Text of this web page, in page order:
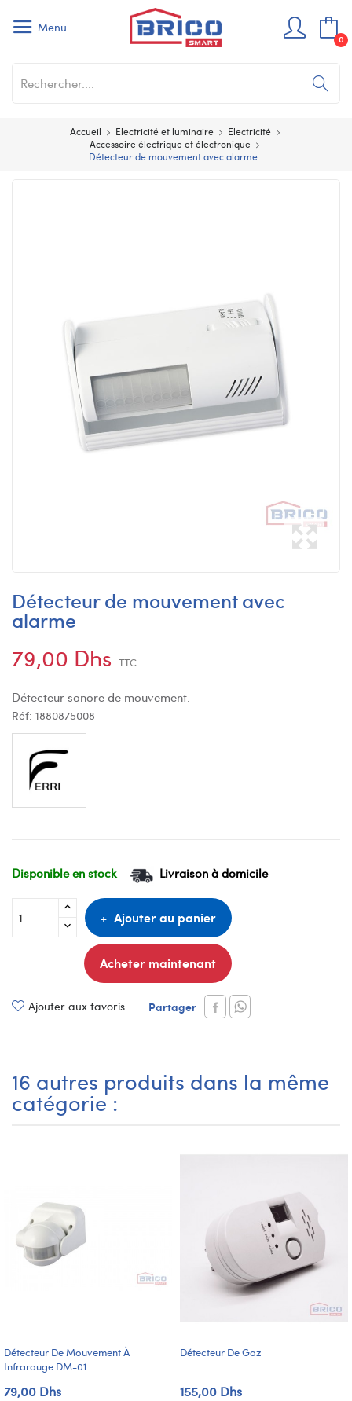
Menu
0
Accueil Electricité et luminaire
Electricité
Accessoire électrique et électronique
Détecteur de mouvement avec alarme
Détecteur de mouvement avec
alarme
79,00 Dhs TTC
Détecteur sonore de mouvement.
Réf: 1880875008
Disponible en stock Livraison à domicile
Ajouter au panier
Acheter maintenant
Ajouter aux favoris Partager
16 autres produits dans la même
catégorie :
Détecteur De Mouvement À
Infrarouge DM-01
79,00 Dhs
Détecteur De Gaz
155,00 Dhs